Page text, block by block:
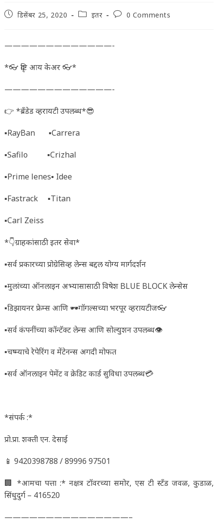
Postडिसेंबर 25, 2020
Postइतर
Post0 Comments
—————————————-
*👓 दृष्टि आय केअर 👓*
—————————————-
👉 *ब्रँडेड व्हरायटी उपलब्ध*😎
▪️RayBan ▪️Carrera
▪️Safilo ▪️Crizhal
▪️Prime lenes▪️ Idee
▪️Fastrack ▪️Titan
▪️Carl Zeiss
*👇ग्राहकांसाठी इतर सेवा*
▪️सर्व प्रकारच्या प्रोग्रेसिव्ह लेन्स बद्दल योग्य मार्गदर्शन
▪️मुलांच्या ऑनलाइन अभ्यासासाठी विषेश BLUE BLOCK लेन्सेस
▪️डिझायनर फ्रेम्स आणि 🕶️गॉगल्सच्या भरपूर व्हरायटीज👓
▪️सर्व कंपनींच्या कॉन्टॅक्ट लेन्स आणि सोल्युशन उपलब्ध👁️
▪️चष्म्याचे रेपेरिंग व मेंटेनन्स अगदी मोफत
▪️सर्व ऑनलाइन पेमेंट व क्रेडिट कार्ड सुविधा उपलब्ध💳
*संपर्क :*
प्रो.प्रा. शक्ती एन. देसाई
📱 9420398788 / 89996 97501
🏢 *आमचा पत्ता :* नक्षत्र टॉवरच्या समोर, एस टी स्टँड जवळ, कुडाळ,
सिंधुदुर्ग – 416520
———————————————–